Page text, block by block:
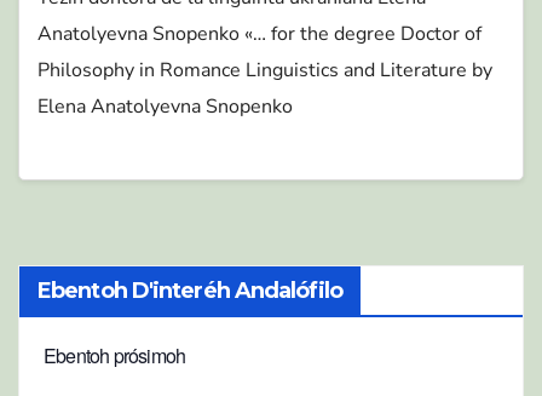
Anatolyevna Snopenko «… for the degree Doctor of
Philosophy in Romance Linguistics and Literature by
Elena Anatolyevna Snopenko
Ebentoh D'interéh Andalófilo
Ebentoh prósimoh